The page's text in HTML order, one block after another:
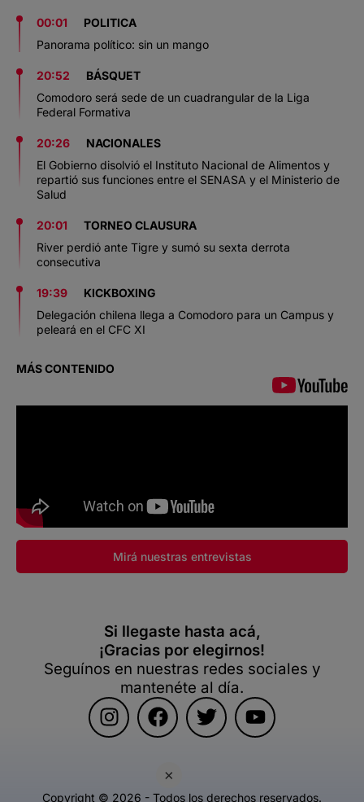
×
00:01
POLITICA
Panorama político: sin un mango
20:52
BÁSQUET
Comodoro será sede de un cuadrangular de la Liga
Federal Formativa
20:26
NACIONALES
El Gobierno disolvió el Instituto Nacional de Alimentos y
repartió sus funciones entre el SENASA y el Ministerio de
Salud
20:01
TORNEO CLAUSURA
River perdió ante Tigre y sumó su sexta derrota
consecutiva
19:39
KICKBOXING
Delegación chilena llega a Comodoro para un Campus y
peleará en el CFC XI
MÁS CONTENIDO
Mirá nuestras entrevistas
Si llegaste hasta acá,
¡Gracias por elegirnos!
Seguínos en nuestras redes sociales y
mantenéte al día.
Copyright © 2026 - Todos los derechos reservados.